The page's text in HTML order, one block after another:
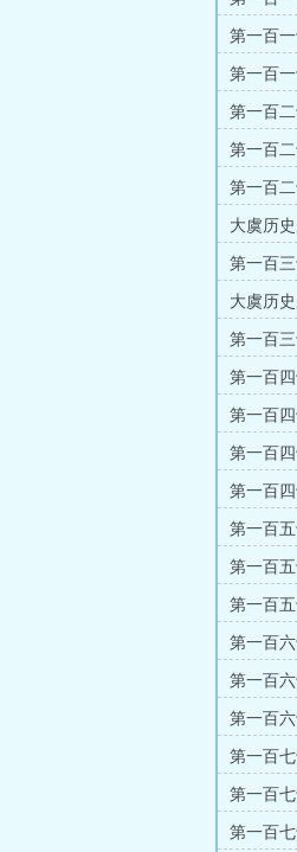
第一百
第一百
第一百
第一百
第一百
大虞历
第一百
大虞历
第一百
第一百
第一百
第一百
第一百
第一百
第一百
第一百
第一百
第一百
第一百
第一百
第一百
第一百